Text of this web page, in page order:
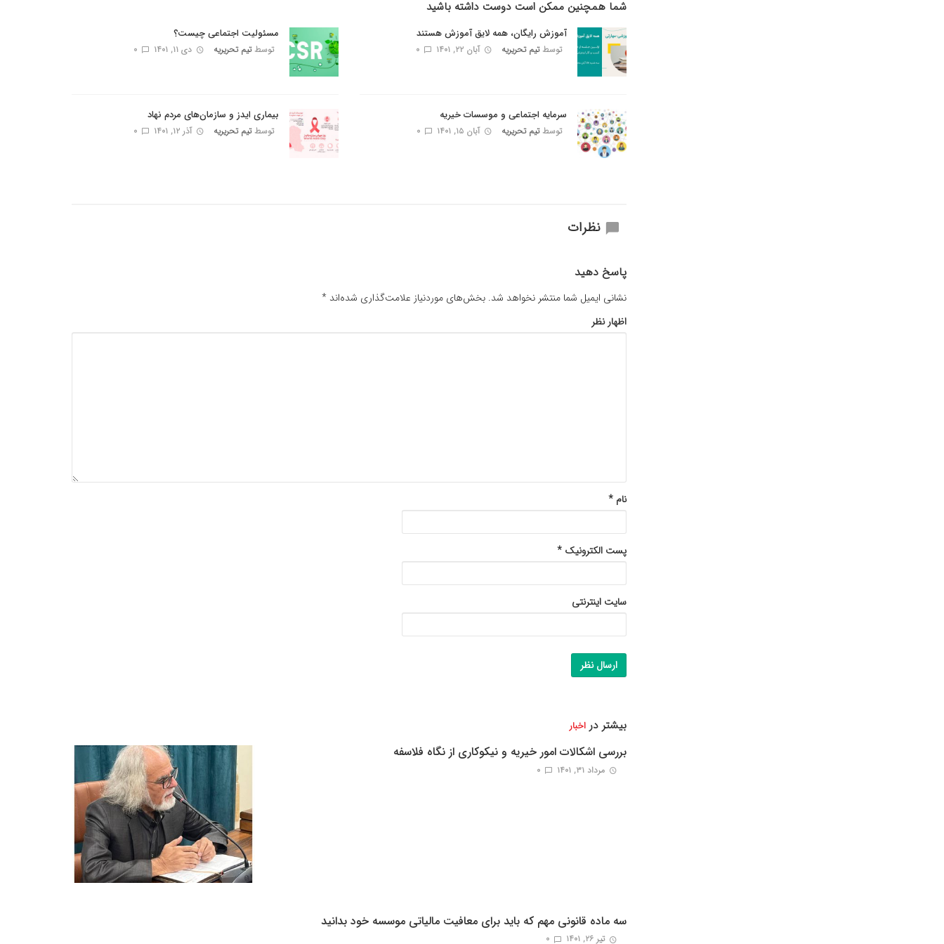
شما همچنین ممکن است دوست داشته باشید
مسئولیت اجتماعی چیست؟
توسطتیم تحریریه دی ۱۱, ۱۴۰۱ 0
بیماری ایدز و سازمان‌های مردم نهاد
توسطتیم تحریریه آذر ۱۲, ۱۴۰۱ 0
آموزش رایگان، همه لایق آموزش هستند
توسطتیم تحریریه آبان ۲۲, ۱۴۰۱ 0
سرمایه اجتماعی و موسسات خیریه
توسطتیم تحریریه آبان ۱۵, ۱۴۰۱ 0
نظرات
پاسخ دهید
نشانی ایمیل شما منتشر نخواهد شد. بخش‌های موردنیاز علامت‌گذاری شده‌اند *
اظهار نظر
نام *
پست الکترونیک *
سایت اینترنتی
بیشتر در اخبار
بررسی اشکالات امور خیریه و نیکوکاری از نگاه فلاسفه
مرداد ۳۱, ۱۴۰۱ 0
سه ماده قانونی مهم که باید برای معافیت مالیاتی موسسه خود بدانید
تیر ۲۶, ۱۴۰۱ 0